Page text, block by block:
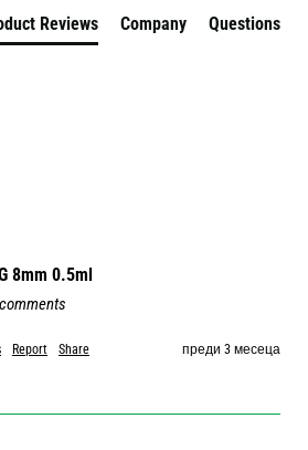
Reviews Company Questions
8mm 0.5ml
Report Share преди 3 месеца